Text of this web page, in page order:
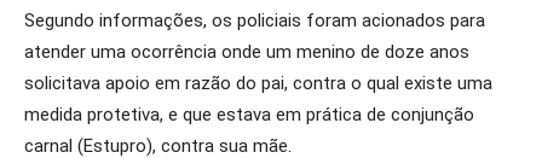
Segundo informações, os policiais foram acionados para
atender uma ocorrência onde um menino de doze anos
solicitava apoio em razão do pai, contra o qual existe uma
medida protetiva, e que estava em prática de conjunção
carnal (Estupro), contra sua mãe.